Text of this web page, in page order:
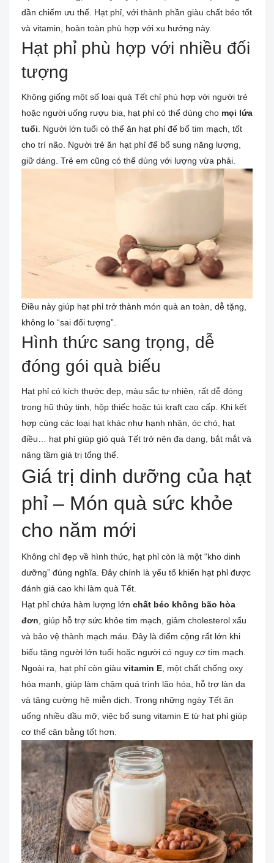
dần chiếm ưu thế. Hạt phỉ, với thành phần giàu chất béo tốt
và vitamin, hoàn toàn phù hợp với xu hướng này.
Hạt phỉ phù hợp với nhiều đối
tượng
Không giống một số loại quà Tết chỉ phù hợp với người trẻ
hoặc người uống rượu bia, hạt phỉ có thể dùng cho mọi lứa
tuổi . Người lớn tuổi có thể ăn hạt phỉ để bổ tim mạch, tốt
cho trí não. Người trẻ ăn hạt phỉ để bổ sung năng lượng,
giữ dáng. Trẻ em cũng có thể dùng với lượng vừa phải.
Điều này giúp hạt phỉ trở thành món quà an toàn, dễ tặng,
không lo “sai đối tượng”.
Hình thức sang trọng, dễ
đóng gói quà biếu
Hạt phỉ có kích thước đẹp, màu sắc tự nhiên, rất dễ đóng
trong hũ thủy tinh, hộp thiếc hoặc túi kraft cao cấp. Khi kết
hợp cùng các loại hạt khác như hạnh nhân, óc chó, hạt
điều… hạt phỉ giúp giỏ quà Tết trở nên đa dạng, bắt mắt và
nâng tầm giá trị tổng thể.
Giá trị dinh dưỡng của hạt
phỉ – Món quà sức khỏe
cho năm mới
Không chỉ đẹp về hình thức, hạt phỉ còn là một “kho dinh
dưỡng” đúng nghĩa. Đây chính là yếu tố khiến hạt phỉ được
đánh giá cao khi làm quà Tết.
Hạt phỉ chứa hàm lượng lớn chất béo không bão hòa
đơn, giúp hỗ trợ sức khỏe tim mạch, giảm cholesterol xấu
và bảo vệ thành mạch máu. Đây là điểm cộng rất lớn khi
biếu tặng người lớn tuổi hoặc người có nguy cơ tim mạch.
Ngoài ra, hạt phỉ còn giàu vitamin E, một chất chống oxy
hóa mạnh, giúp làm chậm quá trình lão hóa, hỗ trợ làn da
và tăng cường hệ miễn dịch. Trong những ngày Tết ăn
uống nhiều dầu mỡ, việc bổ sung vitamin E từ hạt phỉ giúp
cơ thể cân bằng tốt hơn.